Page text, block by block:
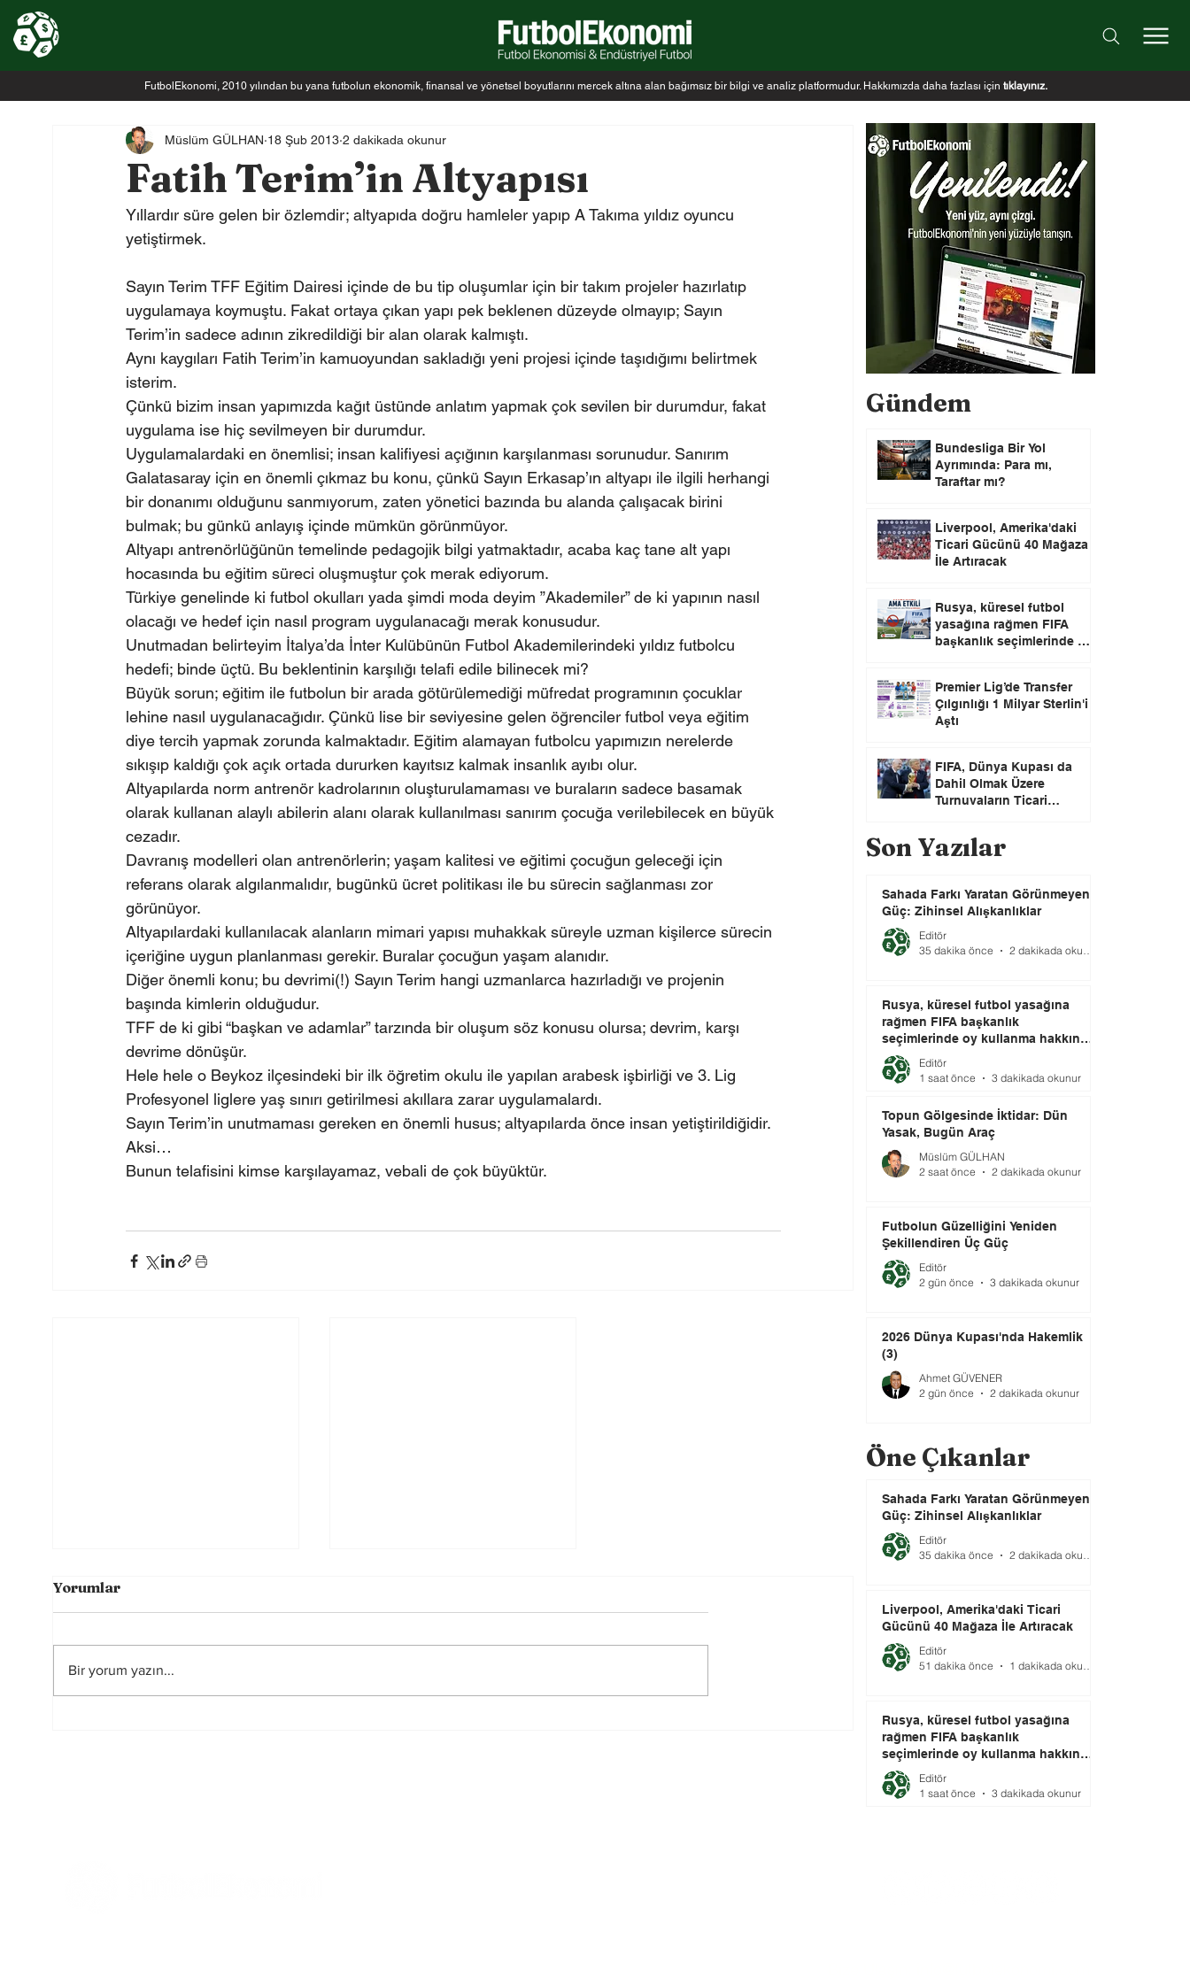
FutbolEkonomi, 2010 yılından bu yana futbolun ekonomik, finansal ve yönetsel boyutlarını mercek altına alan bağımsız bir bilgi ve analiz platformudur. Hakkımızda daha fazlası için tıklayınız.
Fatih Terim’in Altyapısı
Müslüm GÜLHAN 18 Şub 2013 2 dakikada okunur
Yıllardır süre gelen bir özlemdir; altyapıda doğru hamleler yapıp A Takıma yıldız oyuncu
yetiştirmek.
Sayın Terim TFF Eğitim Dairesi içinde de bu tip oluşumlar için bir takım projeler hazırlatıp
uygulamaya koymuştu. Fakat ortaya çıkan yapı pek beklenen düzeyde olmayıp; Sayın
Terim’in sadece adının zikredildiği bir alan olarak kalmıştı.
Aynı kaygıları Fatih Terim’in kamuoyundan sakladığı yeni projesi içinde taşıdığımı belirtmek
isterim.
Çünkü bizim insan yapımızda kağıt üstünde anlatım yapmak çok sevilen bir durumdur, fakat
uygulama ise hiç sevilmeyen bir durumdur.
Uygulamalardaki en önemlisi; insan kalifiyesi açığının karşılanması sorunudur. Sanırım
Galatasaray için en önemli çıkmaz bu konu, çünkü Sayın Erkasap’ın altyapı ile ilgili herhangi
bir donanımı olduğunu sanmıyorum, zaten yönetici bazında bu alanda çalışacak birini
bulmak; bu günkü anlayış içinde mümkün görünmüyor.
Altyapı antrenörlüğünün temelinde pedagojik bilgi yatmaktadır, acaba kaç tane alt yapı
hocasında bu eğitim süreci oluşmuştur çok merak ediyorum.
Türkiye genelinde ki futbol okulları yada şimdi moda deyim ”Akademiler” de ki yapının nasıl
olacağı ve hedef için nasıl program uygulanacağı merak konusudur.
Unutmadan belirteyim İtalya’da İnter Kulübünün Futbol Akademilerindeki yıldız futbolcu
hedefi; binde üçtü. Bu beklentinin karşılığı telafi edile bilinecek mi?
Büyük sorun; eğitim ile futbolun bir arada götürülemediği müfredat programının çocuklar
lehine nasıl uygulanacağıdır. Çünkü lise bir seviyesine gelen öğrenciler futbol veya eğitim
diye tercih yapmak zorunda kalmaktadır. Eğitim alamayan futbolcu yapımızın nerelerde
sıkışıp kaldığı çok açık ortada dururken kayıtsız kalmak insanlık ayıbı olur.
Altyapılarda norm antrenör kadrolarının oluşturulamaması ve buraların sadece basamak
olarak kullanan alaylı abilerin alanı olarak kullanılması sanırım çocuğa verilebilecek en büyük
cezadır.
Davranış modelleri olan antrenörlerin; yaşam kalitesi ve eğitimi çocuğun geleceği için
referans olarak algılanmalıdır, bugünkü ücret politikası ile bu sürecin sağlanması zor
görünüyor.
Altyapılardaki kullanılacak alanların mimari yapısı muhakkak süreyle uzman kişilerce sürecin
içeriğine uygun planlanması gerekir. Buralar çocuğun yaşam alanıdır.
Diğer önemli konu; bu devrimi(!) Sayın Terim hangi uzmanlarca hazırladığı ve projenin
başında kimlerin olduğudur.
TFF de ki gibi “başkan ve adamlar” tarzında bir oluşum söz konusu olursa; devrim, karşı
devrime dönüşür.
Hele hele o Beykoz ilçesindeki bir ilk öğretim okulu ile yapılan arabesk işbirliği ve 3. Lig
Profesyonel liglere yaş sınırı getirilmesi akıllara zarar uygulamalardı.
Sayın Terim’in unutmaması gereken en önemli husus; altyapılarda önce insan yetiştirildiğidir.
Aksi…
Bunun telafisini kimse karşılayamaz, vebali de çok büyüktür.
Yorumlar
Bir yorum yazın...
Gündem
Bundesliga Bir Yol
Ayrımında: Para mı,
Taraftar mı?
Liverpool, Amerika'daki
Ticari Gücünü 40 Mağaza
İle Artıracak
Rusya, küresel futbol
yasağına rağmen FIFA
başkanlık seçimlerinde oy
Premier Lig’de Transfer
Çılgınlığı 1 Milyar Sterlin'i
Aştı
FIFA, Dünya Kupası da
Dahil Olmak Üzere
Turnuvaların Ticari
Son Yazılar
Sahada Farkı Yaratan Görünmeyen
Güç: Zihinsel Alışkanlıklar
Editör
35 dakika önce
2 dakikada okunur
Rusya, küresel futbol yasağına
rağmen FIFA başkanlık
seçimlerinde oy kullanma hakkını
elinde tutuyor.
Editör
1 saat önce
3 dakikada okunur
Topun Gölgesinde İktidar: Dün
Yasak, Bugün Araç
Müslüm GÜLHAN
2 saat önce
2 dakikada okunur
Futbolun Güzelliğini Yeniden
Şekillendiren Üç Güç
Editör
2 gün önce
3 dakikada okunur
2026 Dünya Kupası'nda Hakemlik
(3)
Ahmet GÜVENER
2 gün önce
2 dakikada okunur
Öne Çıkanlar
Sahada Farkı Yaratan Görünmeyen
Güç: Zihinsel Alışkanlıklar
Editör
35 dakika önce
2 dakikada okunur
Liverpool, Amerika'daki Ticari
Gücünü 40 Mağaza İle Artıracak
Editör
51 dakika önce
1 dakikada okunur
Rusya, küresel futbol yasağına
rağmen FIFA başkanlık
seçimlerinde oy kullanma hakkını
elinde tutuyor.
Editör
1 saat önce
3 dakikada okunur